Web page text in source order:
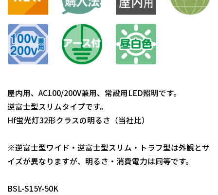
屋内用、AC100/200V兼用、常設用LED照明です。
逆富士型スリムタイプです。
Hf蛍光灯32形クラスの明るさ（当社比）
※逆富士型ワイド・逆富士型スリム・トラフ型は外観とサ
イズが異なりますが、明るさ・消費電力は同等です。
BSL-S15Y-50K